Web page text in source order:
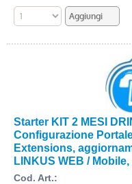
Starter KIT 2 MESI
Configurazione
Extensions,
LINKUS WEB /
Cod. Art.: